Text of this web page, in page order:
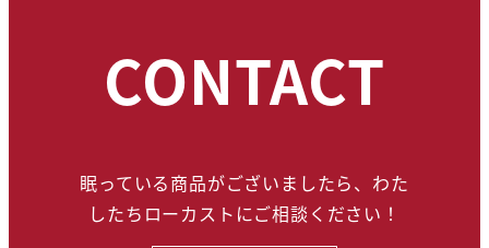
CONTACT
眠っている商品がございましたら、わた
したちローカストにご相談ください！